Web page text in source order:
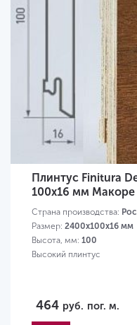
Плинтус Finitura
100х16 мм Макоре
Страна производства:
Размер: 2400х100х16 мм
Высота, мм: 100
Высокий плинтус
464 руб. пог. м.